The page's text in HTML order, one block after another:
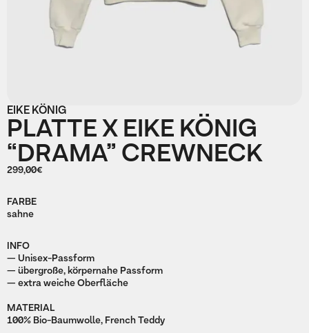
EIKE KÖNIG
PLATTE X EIKE KÖNIG
“DRAMA” CREWNECK
299,00€
FARBE
sahne
INFO
— Unisex-Passform
— übergroße, körpernahe Passform
— extra weiche Oberfläche
MATERIAL
100% Bio-Baumwolle, French Teddy